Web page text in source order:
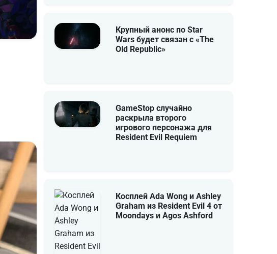
Крупный анонс по Star
Wars будет связан с «The
Old Republic»
GameStop случайно
раскрыла второго
игрового персонажа для
Resident Evil Requiem
Косплей Ada Wong и Ashley
Graham из Resident Evil 4 от
Moondays и Agos Ashford